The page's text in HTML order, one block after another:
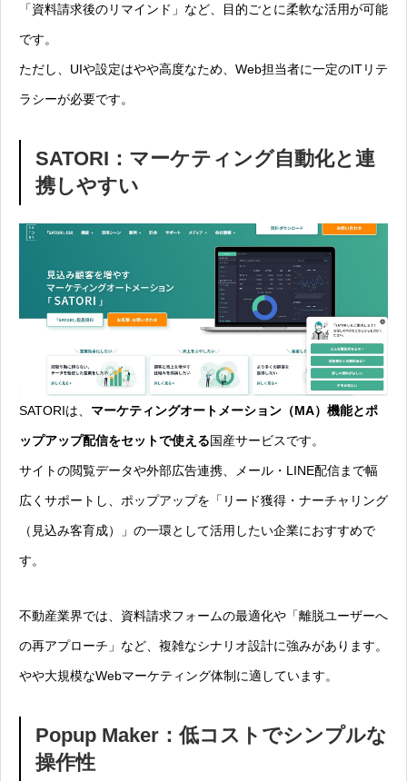
「資料請求後のリマインド」など、目的ごとに柔軟な活用が可能
です。
ただし、UIや設定はやや高度なため、Web担当者に一定のITリテ
ラシーが必要です。
SATORI：マーケティング自動化と連
携しやすい
SATORIは、 マーケティングオートメーション（MA）機能とポ
ップアップ配信をセットで使える国産サービスです。
サイトの閲覧データや外部広告連携、メール・LINE配信まで幅
広くサポートし、ポップアップを「リード獲得・ナーチャリング
（見込み客育成）」の一環として活用したい企業におすすめで
す。
不動産業界では、資料請求フォームの最適化や「離脱ユーザーへ
の再アプローチ」など、複雑なシナリオ設計に強みがあります。
やや大規模なWebマーケティング体制に適しています。
Popup Maker：低コストでシンプルな
操作性